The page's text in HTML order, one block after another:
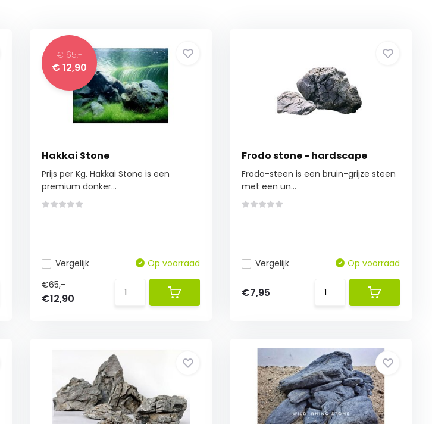
€ 65,-
€ 12,90
Hakkai Stone
Prijs per Kg. Hakkai Stone is een
premium donker...
Vergelijk
Op voorraad
€65,-
€12,90
Frodo stone - hardscape
Frodo-steen is een bruin-grijze steen
met een un...
Vergelijk Op voorraad
€7,95